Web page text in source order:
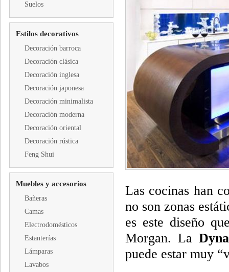
Suelos
Estilos decorativos
Decoración barroca
Decoración clásica
Decoración inglesa
Decoración japonesa
Decoración minimalista
Decoración moderna
Decoración oriental
Decoración rústica
Feng Shui
Muebles y accesorios
Bañeras
Camas
Electrodomésticos
Estanterías
Lámparas
Lavabos
Las cocinas han
no son zonas
es este diseño
Morgan. La
puede estar muy